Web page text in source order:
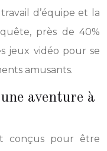
d’équipe et la
près de 40%
jeux vidéo pour se
amusants.
aventure à
conçus pour être